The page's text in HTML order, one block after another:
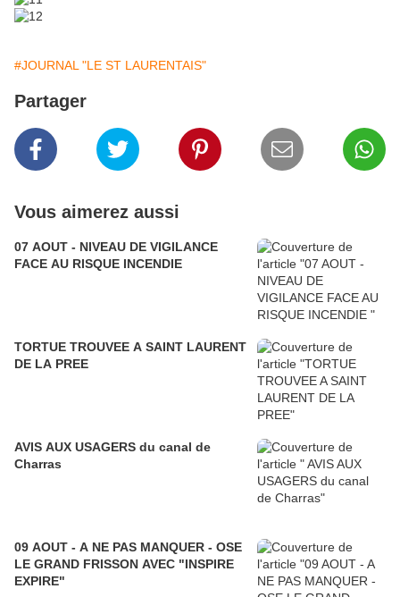
#JOURNAL "LE ST LAURENTAIS"
Partager
Vous aimerez aussi
07 AOUT - NIVEAU DE VIGILANCE
FACE AU RISQUE INCENDIE
TORTUE TROUVEE A SAINT LAURENT
DE LA PREE
AVIS AUX USAGERS du canal de
Charras
09 AOUT - A NE PAS MANQUER - OSE
LE GRAND FRISSON AVEC "INSPIRE
EXPIRE"